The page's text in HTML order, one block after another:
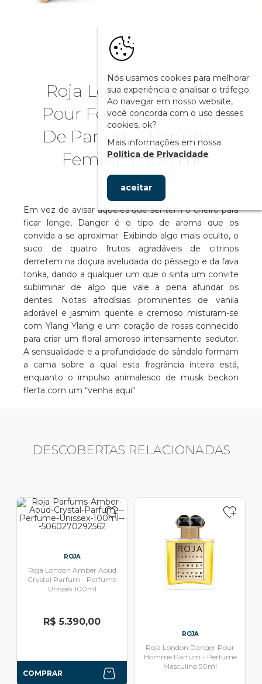
Roja London Danger
Pour Femme Essence
De Parfum - Perfume
Feminino 100 ml
Em vez de avisar aqueles que sentem o cheiro para
ficar longe, Danger é o tipo de aroma que os
convida a se aproximar. Exibindo algo mais oculto, o
suco de quatro frutos agradáveis de citrinos
derretem na doçura aveludada do pêssego e da fava
tonka, dando a qualquer um que o sinta um convite
subliminar de algo que vale a pena afundar os
dentes. Notas afrodísias prominentes de vanila
adorável e jasmim quente e cremoso misturam-se
com Ylang Ylang e um coração de rosas conhecido
para criar um floral amoroso intensamente sedutor.
A sensualidade e a profundidade do sândalo formam
a cama sobre a qual esta fragrância inteira está,
enquanto o impulso animalesco de musk beckon
flerta com um “venha aqui"
DESCOBERTAS RELACIONADAS
ROJA
Roja London Amber Aoud
Crystal Parfum - Perfume
Unissex 100ml
R$ 5.390,00
COMPRAR
ROJA
Roja London Danger Pour
Homme Parfum - Perfume
Masculino 50ml
Nós usamos cookies para melhorar
sua experiência e analisar o tráfego.
Ao navegar em nosso website,
você concorda com o uso desses
cookies, ok?
Mais informações em nossa
Política de Privacidade
aceitar